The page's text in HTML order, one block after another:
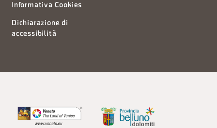
Informativa Cookies
Dichiarazione di
accessibilità